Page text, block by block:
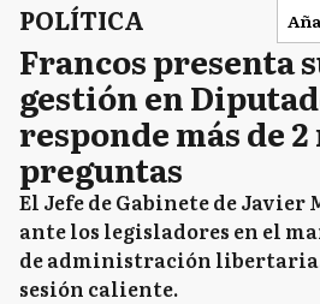
POLÍTICA
Francos presenta
gestión en
responde más de
preguntas
El Jefe de Gabinete de
ante los legisladores en el
de administración libertaria.
sesión caliente.